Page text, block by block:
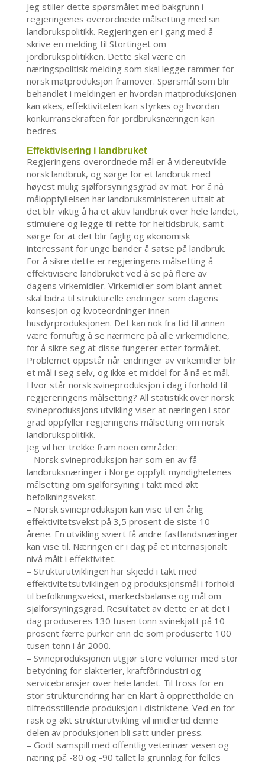
Jeg stiller dette spørsmålet med bakgrunn i
regjeringenes overordnede målsetting med sin
landbrukspolitikk. Regjeringen er i gang med å
skrive en melding til Stortinget om
jordbrukspolitikken. Dette skal være en
næringspolitisk melding som skal legge rammer for
norsk matproduksjon framover. Spørsmål som blir
behandlet i meldingen er hvordan matproduksjonen
kan økes, effektiviteten kan styrkes og hvordan
konkurransekraften for jordbruksnæringen kan
bedres.
Effektivisering i landbruket
Regjeringens overordnede mål er å videreutvikle
norsk landbruk, og sørge for et landbruk med
høyest mulig sjølforsyningsgrad av mat. For å nå
måloppfyllelsen har landbruksministeren uttalt at
det blir viktig å ha et aktiv landbruk over hele landet,
stimulere og legge til rette for heltidsbruk, samt
sørge for at det blir faglig og økonomisk
interessant for unge bønder å satse på landbruk.
For å sikre dette er regjeringens målsetting å
effektivisere landbruket ved å se på flere av
dagens virkemidler. Virkemidler som blant annet
skal bidra til strukturelle endringer som dagens
konsesjon og kvoteordninger innen
husdyrproduksjonen. Det kan nok fra tid til annen
være fornuftig å se nærmere på alle virkemidlene,
for å sikre seg at disse fungerer etter formålet.
Problemet oppstår når endringer av virkemidler blir
et mål i seg selv, og ikke et middel for å nå et mål.
Hvor står norsk svineproduksjon i dag i forhold til
regjereringens målsetting? All statistikk over norsk
svineproduksjons utvikling viser at næringen i stor
grad oppfyller regjeringens målsetting om norsk
landbrukspolitikk.
Jeg vil her trekke fram noen områder:
– Norsk svineproduksjon har som en av få
landbruksnæringer i Norge oppfylt myndighetenes
målsetting om sjølforsyning i takt med økt
befolkningsvekst.
– Norsk svineproduksjon kan vise til en årlig
effektivitetsvekst på 3,5 prosent de siste 10-
årene. En utvikling svært få andre fastlandsnæringer
kan vise til. Næringen er i dag på et internasjonalt
nivå målt i effektivitet.
– Strukturutviklingen har skjedd i takt med
effektivitetsutviklingen og produksjonsmål i forhold
til befolkningsvekst, markedsbalanse og mål om
sjølforsyningsgrad. Resultatet av dette er at det i
dag produseres 130 tusen tonn svinekjøtt på 10
prosent færre purker enn de som produserte 100
tusen tonn i år 2000.
– Svineproduksjonen utgjør store volumer med stor
betydning for slakterier, kraftfôrindustri og
servicebransjer over hele landet. Til tross for en
stor strukturendring har en klart å opprettholde en
tilfredsstillende produksjon i distriktene. Ved en for
rask og økt strukturutvikling vil imidlertid denne
delen av produksjonen bli satt under press.
– Godt samspill med offentlig veterinær vesen og
næring på -80 og -90 tallet la grunnlag for felles